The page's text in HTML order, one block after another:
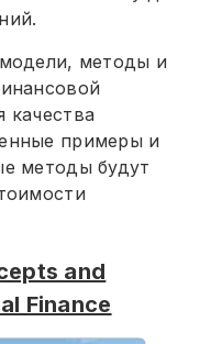
методы и
качества
примеры и
методы будут
and
Finance